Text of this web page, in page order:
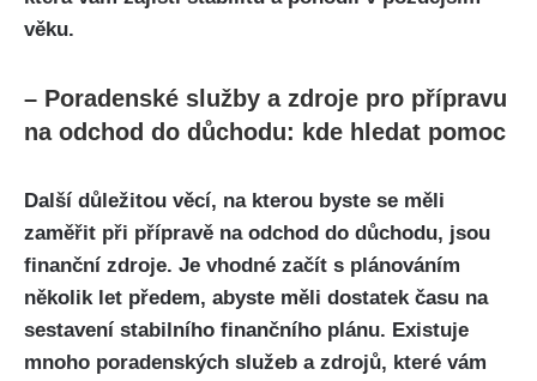
věku.
– Poradenské služby a zdroje pro přípravu
na odchod do důchodu: kde hledat pomoc
Další důležitou věcí, na kterou byste se měli
zaměřit při přípravě na odchod do důchodu, jsou
finanční zdroje. Je vhodné začít s plánováním
několik let předem, abyste měli dostatek času na
sestavení stabilního finančního plánu. Existuje
mnoho poradenských služeb a zdrojů, které vám